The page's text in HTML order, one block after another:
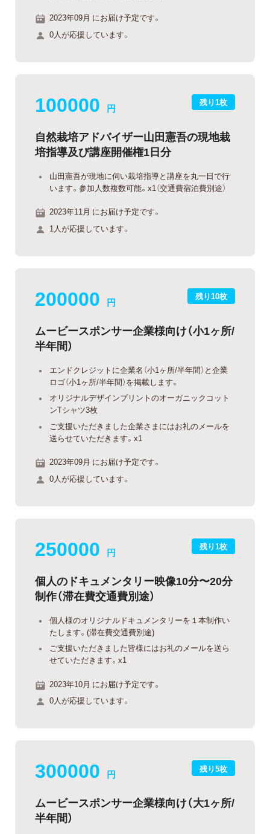
2023年09月 にお届け予定です。
0人が応援しています。
残り1枚
100000 円
自然栽培アドバイザー山田憲吾の現地栽
培指導及び講座開催権1日分
山田憲吾が現地に伺い栽培指導と講座を丸一日で行
います。参加人数複数可能。x1（交通費宿泊費別途）
2023年11月 にお届け予定です。
1人が応援しています。
残り10枚
200000 円
ムービースポンサー企業様向け（小1ヶ所/
半年間）
エンドクレジットに企業名（小1ヶ所/半年間）と企業
ロゴ（小1ヶ所/半年間）を掲載します。
オリジナルデザインプリントのオーガニックコット
ンTシャツ3枚
ご支援いただきました企業さまにはお礼のメールを
送らせていただきます。x1
2023年09月 にお届け予定です。
0人が応援しています。
残り1枚
250000 円
個人のドキュメンタリー映像10分〜20分
制作（滞在費交通費別途）
個人様のオリジナルドキュメンタリーを１本制作い
たします。(滞在費交通費別途)
ご支援いただきました皆様にはお礼のメールを送ら
せていただきます。x1
2023年10月 にお届け予定です。
0人が応援しています。
残り5枚
300000 円
ムービースポンサー企業様向け（大1ヶ所/
半年間）